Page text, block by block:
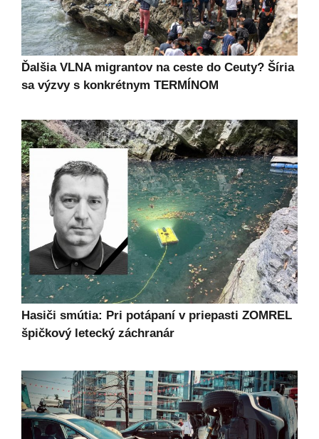
Ďalšia VLNA migrantov na ceste do Ceuty? Šíria
sa výzvy s konkrétnym TERMÍNOM
Hasiči smútia: Pri potápaní v priepasti ZOMREL
špičkový letecký záchranár